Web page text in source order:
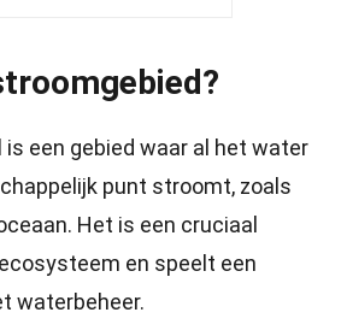
is een gebied waar al het water
punt stroomt, zoals
Het is een cruciaal
en speelt een
waterbeheer.